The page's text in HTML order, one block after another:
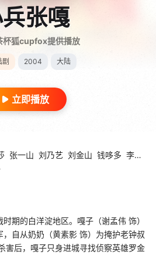
张嘎
杯狐cupfox提供播放
剧 2004 大陆
立即播放
张一山 刘乃艺 刘金山 钱哆多 李迎旗
的白洋淀地区。嘎子（谢孟伟 饰）
，自从奶奶（黄素影 饰）为掩护老钟叔
害后，嘎子只身进城寻找侦察英雄罗金